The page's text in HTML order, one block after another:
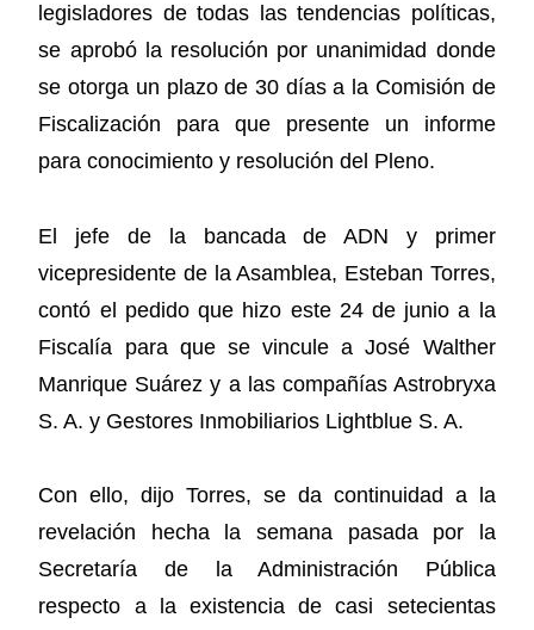
legisladores de todas las tendencias políticas,
se aprobó la resolución por unanimidad donde
se otorga un plazo de 30 días a la Comisión de
Fiscalización para que presente un informe
para conocimiento y resolución del Pleno.
El jefe de la bancada de ADN y primer
vicepresidente de la Asamblea, Esteban Torres,
contó el pedido que hizo este 24 de junio a la
Fiscalía para que se vincule a José Walther
Manrique Suárez y a las compañías Astrobryxa
S. A. y Gestores Inmobiliarios Lightblue S. A.
Con ello, dijo Torres, se da continuidad a la
revelación hecha la semana pasada por la
Secretaría de la Administración Pública
respecto a la existencia de casi setecientas